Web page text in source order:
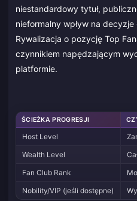
niestandardowy tytuł,
nieformalny wpływ na
Rywalizacja o pozycję Top
czynnikiem napędzającym
platformie.
ŚCIEŻKA PROGRESJI
Host Level
Wealth Level
Fan Club Rank
Nobility/VIP (jeśli dostępne)